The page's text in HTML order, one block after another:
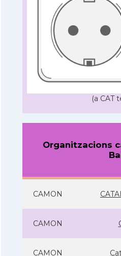
(a CAT
Organitzacions
CAMON
CAMON
CAMON